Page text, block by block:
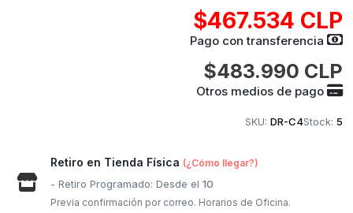
$467.534 CLP
Pago con transferencia
$483.990 CLP
Otros medios de pago
SKU: DR-C4Stock: 5
Retiro en Tienda Física (¿Cómo llegar?)
- Retiro Programado: Desde el10
Previa confirmación por correo. Horarios de Oficina.